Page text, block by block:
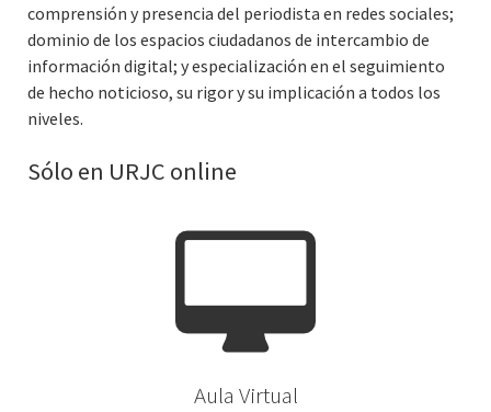
comprensión y presencia del periodista en redes sociales;
dominio de los espacios ciudadanos de intercambio de
información digital; y especialización en el seguimiento
de hecho noticioso, su rigor y su implicación a todos los
niveles.
Sólo en URJC online
Aula Virtual